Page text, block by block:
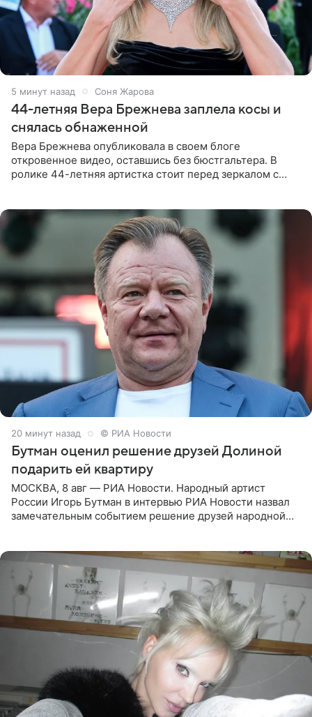
6 минут назад Соня Жарова
44-летняя Вера Брежнева заплела косы и
снялась обнаженной
Вера Брежнева опубликовала в своем блоге
откровенное видео, оставшись без бюстгальтера. В
ролике 44-летняя артистка стоит перед зеркалом с
21 минуту назад © РИА Новости
Бутман оценил решение друзей Долиной
подарить ей квартиру
МОСКВА, 8 авг — РИА Новости. Народный артист
России Игорь Бутман в интервью РИА Новости назвал
замечательным событием решение друзей народной